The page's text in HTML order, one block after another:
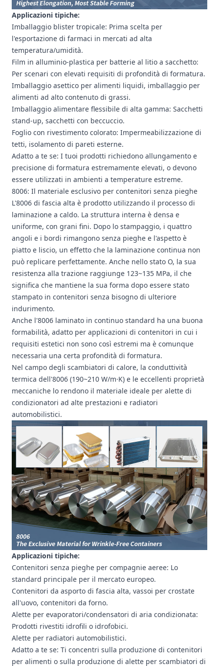
Applicazioni tipiche:
Imballaggio blister tropicale: Prima scelta per
l'esportazione di farmaci in mercati ad alta
temperatura/umidità.
Film in alluminio-plastica per batterie al litio a sacchetto:
Per scenari con elevati requisiti di profondità di formatura.
Imballaggio asettico per alimenti liquidi, imballaggio per
alimenti ad alto contenuto di grassi.
Imballaggio alimentare flessibile di alta gamma: Sacchetti
stand-up, sacchetti con beccuccio.
Foglio con rivestimento colorato: Impermeabilizzazione di
tetti, isolamento di pareti esterne.
Adatto a te se: I tuoi prodotti richiedono allungamento e
precisione di formatura estremamente elevati, o devono
essere utilizzati in ambienti a temperature estreme.
8006: Il materiale esclusivo per contenitori senza pieghe
L'8006 di fascia alta è prodotto utilizzando il processo di
laminazione a caldo. La struttura interna è densa e
uniforme, con grani fini. Dopo lo stampaggio, i quattro
angoli e i bordi rimangono senza pieghe e l'aspetto è
piatto e liscio, un effetto che la laminazione continua non
può replicare perfettamente. Anche nello stato O, la sua
resistenza alla trazione raggiunge 123~135 MPa, il che
significa che mantiene la sua forma dopo essere stato
stampato in contenitori senza bisogno di ulteriore
indurimento.
Anche l'8006 laminato in continuo standard ha una buona
formabilità, adatto per applicazioni di contenitori in cui i
requisiti estetici non sono così estremi ma è comunque
necessaria una certa profondità di formatura.
Nel campo degli scambiatori di calore, la conduttività
termica dell'8006 (190~210 W/m·K) e le eccellenti proprietà
meccaniche lo rendono il materiale ideale per alette di
condizionatori ad alte prestazioni e radiatori
automobilistici.
Applicazioni tipiche:
Contenitori senza pieghe per compagnie aeree: Lo
standard principale per il mercato europeo.
Contenitori da asporto di fascia alta, vassoi per crostate
all'uovo, contenitori da forno.
Alette per evaporatori/condensatori di aria condizionata:
Prodotti rivestiti idrofili o idrofobici.
Alette per radiatori automobilistici.
Adatto a te se: Ti concentri sulla produzione di contenitori
per alimenti o sulla produzione di alette per scambiatori di